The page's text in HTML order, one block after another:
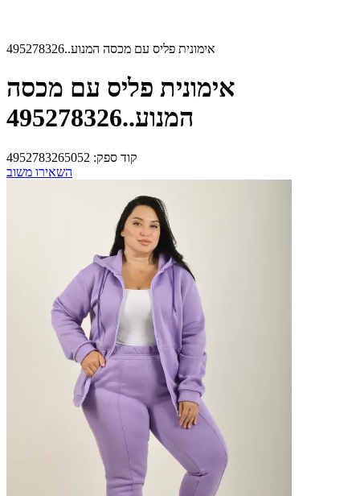
אימונית פליס עם מכסה המנוע..495278326
אימונית פליס עם מכסה
המנוע..495278326
קוד ספק:
השאירו משוב